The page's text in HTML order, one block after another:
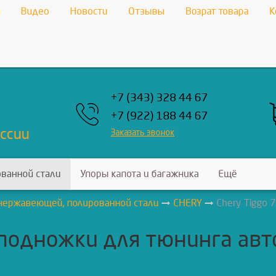
Видео Новости Отзывы Возрат товара
+7 (343) 328 44 67
+7 (922) 188 44 67
Заказать звонок
стали Упоры капота и багажника Ещё
полированной стали CHERY Chery Tiggo
для тюнинга